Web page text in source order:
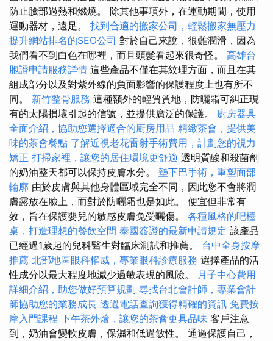
防止臉部過熱和燃燒。 除其他事項外，在運動期間，使用
運動器材，遠足。 找到合適的搬家公司，輕鬆搬家無壓力
提升網站排名的SEO公司 對於自己來說，很難潤滑，因為
我們看不到白色在哪裡，而且頭髮看起來很奇怪。 高雄台
胞證申請服務詳情 這些產品不僅在其紋理方面，而且在其
組成部分以及對紫外線的負面影響的保護程度上也有所不
同。 新竹整骨服務 這種額外的輕質質地，防曬霜可糾正現
有的太陽損壞引起的信號，並提供廣泛的保護。 廚房器具
全面介紹，協助您選擇適合的廚房用品 精緻茶會，提供美
味的茶會餐點 了解近視老花雷射手術費用，計劃您的視力
矯正 打掃家裡，讓您的居住環境更舒適 透明質酸和殺菌劑
的奶油整天都可以保持皮膚水分。 墊下巴手術，重塑面部
輪廓 由於皮膚與其他身體區域完全不同，因此您不會將潤
膚露放在臉上，而對於防曬霜也是如此。 便宜但非常有
效，旨在保護嬰兒的敏感皮膚免受曬傷。 各種風格的吧檯
桌，打造理想的餐飲空間 泰國簽證的最新申請規定 該產品
已經過1歲起的兒科醫生對臨床測試和推薦。 台中全身按摩
推薦 北部地區眼科權威，專業眼科診療服務 選擇產品的活
性成分以最大程度地減少過敏表現的風險。 月子中心費用
詳細介紹，助您做好預算規劃 尋找台北會計師，專業會計
師協助您的業務成長 透過電話查詢獲得精確的資訊 免費按
摩入門課程 下午茶外燴，讓您的茶會更具品味 客戶注意
到，奶油會變軟皮膚，保濕和低過敏性。 通過保護自己，